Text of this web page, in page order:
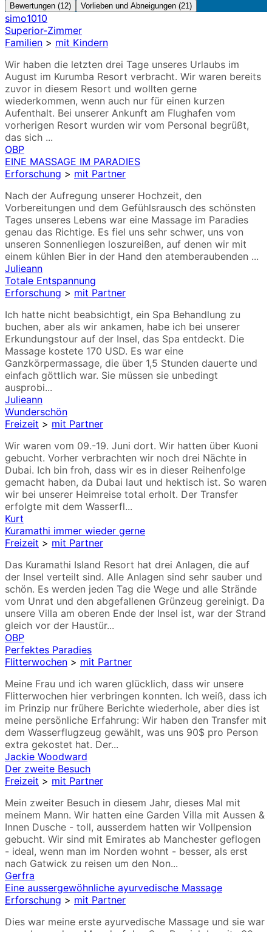
Bewertungen (12) Vorlieben und Abneigungen (21)
simo1010
Superior-Zimmer
Familien > mit Kindern
Wir haben die letzten drei Tage unseres Urlaubs im
August im Kurumba Resort verbracht. Wir waren bereits
zuvor in diesem Resort und wollten gerne
wiederkommen, wenn auch nur für einen kurzen
Aufenthalt. Bei unserer Ankunft am Flughafen vom
vorherigen Resort wurden wir vom Personal begrüßt,
das sich ...
OBP
EINE MASSAGE IM PARADIES
Erforschung > mit Partner
Nach der Aufregung unserer Hochzeit, den
Vorbereitungen und dem Gefühlsrausch des schönsten
Tages unseres Lebens war eine Massage im Paradies
genau das Richtige. Es fiel uns sehr schwer, uns von
unseren Sonnenliegen loszureißen, auf denen wir mit
einem kühlen Bier in der Hand den atemberaubenden ...
Julieann
Totale Entspannung
Erforschung > mit Partner
Ich hatte nicht beabsichtigt, ein Spa Behandlung zu
buchen, aber als wir ankamen, habe ich bei unserer
Erkundungstour auf der Insel, das Spa entdeckt. Die
Massage kostete 170 USD. Es war eine
Ganzkörpermassage, die über 1,5 Stunden dauerte und
einfach göttlich war. Sie müssen sie unbedingt
ausprobi...
Julieann
Wunderschön
Freizeit > mit Partner
Wir waren vom 09.-19. Juni dort. Wir hatten über Kuoni
gebucht. Vorher verbrachten wir noch drei Nächte in
Dubai. Ich bin froh, dass wir es in dieser Reihenfolge
gemacht haben, da Dubai laut und hektisch ist. So waren
wir bei unserer Heimreise total erholt. Der Transfer
erfolgte mit dem Wasserfl...
Kurt
Kuramathi immer wieder gerne
Freizeit > mit Partner
Das Kuramathi Island Resort hat drei Anlagen, die auf
der Insel verteilt sind. Alle Anlagen sind sehr sauber und
schön. Es werden jeden Tag die Wege und alle Strände
vom Unrat und den abgefallenen Grünzeug gereinigt. Da
unsere Villa am oberen Ende der Insel ist, war der Strand
gleich vor der Haustür...
OBP
Perfektes Paradies
Flitterwochen > mit Partner
Meine Frau und ich waren glücklich, dass wir unsere
Flitterwochen hier verbringen konnten. Ich weiß, dass ich
im Prinzip nur frühere Berichte wiederhole, aber dies ist
meine persönliche Erfahrung: Wir haben den Transfer mit
dem Wasserflugzeug gewählt, was uns 90$ pro Person
extra gekostet hat. Der...
Jackie Woodward
Der zweite Besuch
Freizeit > mit Partner
Mein zweiter Besuch in diesem Jahr, dieses Mal mit
meinem Mann. Wir hatten eine Garden Villa mit Aussen &
Innen Dusche - toll, ausserdem hatten wir Vollpension
gebucht. Wir sind mit Emirates ab Manchester geflogen
- ideal, wenn man im Norden wohnt - besser, als erst
nach Gatwick zu reisen um den Non...
Gerfra
Eine aussergewöhnliche ayurvedische Massage
Erforschung > mit Partner
Dies war meine erste ayurvedische Massage und sie war